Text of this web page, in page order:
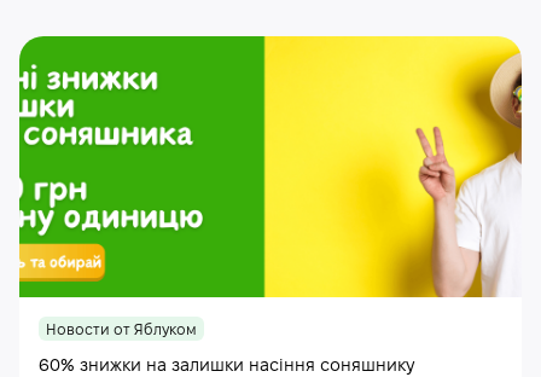
Новости от Яблуком
60% знижки на залишки насіння соняшнику